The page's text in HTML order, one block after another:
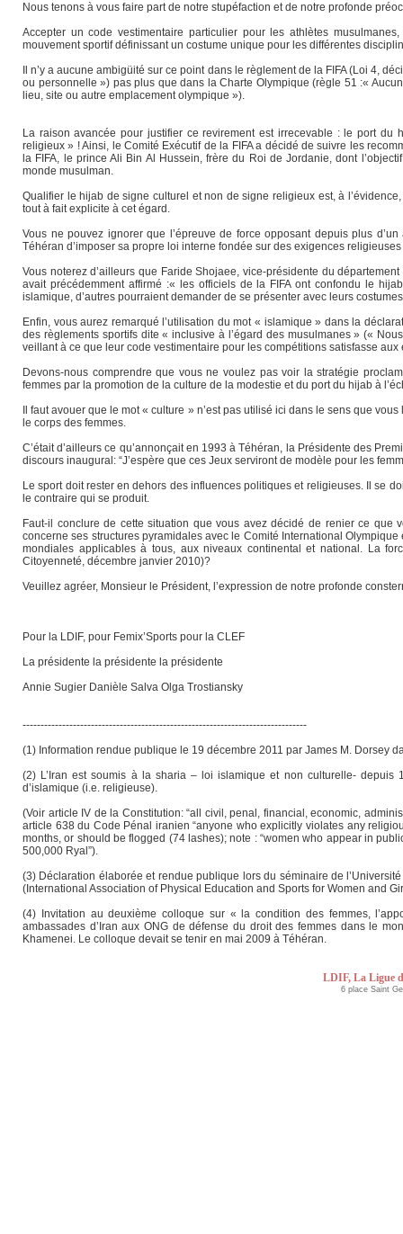
Nous tenons à vous faire part de notre stupéfaction et de notre profonde
Accepter un code vestimentaire particulier pour les athlètes
mouvement sportif définissant un costume unique pour les différentes
Il n’y a aucune ambigüité sur ce point dans le règlement de la FIFA (Loi 4,
ou personnelle ») pas plus que dans la Charte Olympique (règle 51 :«
lieu, site ou autre emplacement olympique »).
La raison avancée pour justifier ce revirement est irrecevable : le port du
religieux » ! Ainsi, le Comité Exécutif de la FIFA a décidé de suivre les
la FIFA, le prince Ali Bin Al Hussein, frère du Roi de Jordanie, dont
monde musulman.
Qualifier le hijab de signe culturel et non de signe religieux est, à
tout à fait explicite à cet égard.
Vous ne pouvez ignorer que l’épreuve de force opposant depuis plus
Téhéran d’imposer sa propre loi interne fondée sur des exigences
Vous noterez d’ailleurs que Faride Shojaee, vice-présidente du
avait précédemment affirmé :« les officiels de la FIFA ont confondu le
islamique, d’autres pourraient demander de se présenter avec leurs
Enfin, vous aurez remarqué l’utilisation du mot « islamique » dans la
des règlements sportifs dite « inclusive à l’égard des musulmanes » («
veillant à ce que leur code vestimentaire pour les compétitions satisfasse
Devons-nous comprendre que vous ne voulez pas voir la stratégie
femmes par la promotion de la culture de la modestie et du port du hijab à
Il faut avouer que le mot « culture » n’est pas utilisé ici dans le sens que
le corps des femmes.
C’était d’ailleurs ce qu’annonçait en 1993 à Téhéran, la Présidente des
discours inaugural: “J’espère que ces Jeux serviront de modèle pour les
Le sport doit rester en dehors des influences politiques et religieuses. Il se
le contraire qui se produit.
Faut-il conclure de cette situation que vous avez décidé de renier ce
concerne ses structures pyramidales avec le Comité International
mondiales applicables à tous, aux niveaux continental et national. La
Citoyenneté, décembre janvier 2010)?
Veuillez agréer, Monsieur le Président, l’expression de notre profonde
Pour la LDIF, pour Femix’Sports pour la CLEF
La présidente la présidente la présidente
Annie Sugier Danièle Salva Olga Trostiansky
-------------------------------------------------------------------------------
(1) Information rendue publique le 19 décembre 2011 par James M. Dorsey
(2) L’Iran est soumis à la sharia – loi islamique et non culturelle- depuis
d’islamique (i.e. religieuse).
(Voir article IV de la Constitution: “all civil, penal, financial, economic,
article 638 du Code Pénal iranien “anyone who explicitly violates any
months, or should be flogged (74 lashes); note : “women who appear in
500,000 Ryal”).
(3) Déclaration élaborée et rendue publique lors du séminaire de
(International Association of Physical Education and Sports for Women and
(4) Invitation au deuxième colloque sur « la condition des femmes,
ambassades d’Iran aux ONG de défense du droit des femmes dans le
Khamenei. Le colloque devait se tenir en mai 2009 à Téhéran.
LDIF, La Ligue
6 place Saint